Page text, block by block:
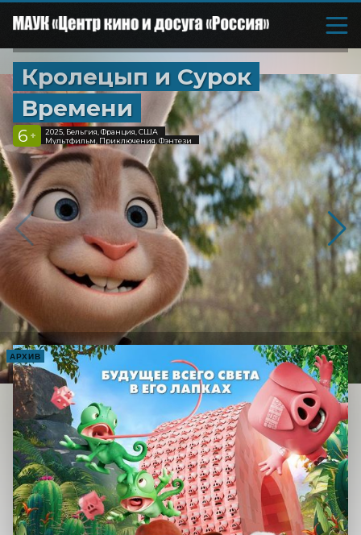
Кролецып и Сурок
Времени
6 +
2025, Бельгия, Франция, США
Мультфильм, Приключения, Фэнтези
АРХИВ